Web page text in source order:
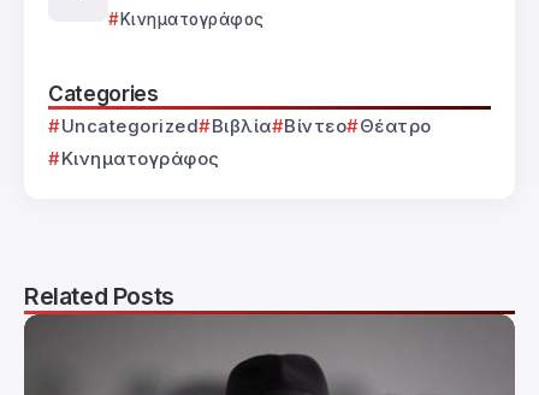
Κινηματογράφος
Categories
Uncategorized Βιβλία Βίντεο
Θέατρο
Κινηματογράφος
Related Posts